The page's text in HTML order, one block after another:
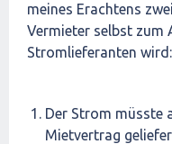
meines Erachtens
Vermieter selbst zum
Stromlieferanten wird:
Der Strom müsste
Mietvertrag